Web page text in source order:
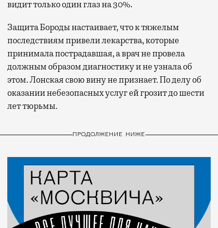
видит только один глаз на 30%.
Защита Бороды настаивает, что к тяжелым
последствиям привели лекарства, которые
принимала пострадавшая, а врач не провела
должным образом диагностику и не узнала об
этом. Лонская свою вину не признает. По делу об
оказании небезопасных услуг ей грозит до шести
лет тюрьмы.
ПРОДОЛЖЕНИЕ НИЖЕ